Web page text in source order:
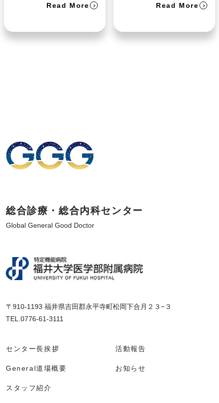
Read More Read More
総合診療・総合内科センター
Global General Good Doctor
〒910-1193 福井県吉田郡永平寺町松岡下合月２３−３
TEL.0776-61-3111
センター長挨拶
General道場概要
スタッフ紹介
活動報告
お知らせ